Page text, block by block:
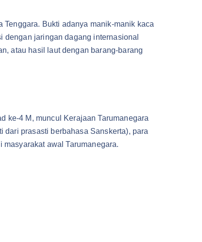
Bukti adanya manik-manik kaca
jaringan dagang internasional
atau hasil laut dengan barang-barang
ke-4 M, muncul Kerajaan Tarumanegara
prasasti berbahasa Sanskerta), para
awal Tarumanegara.